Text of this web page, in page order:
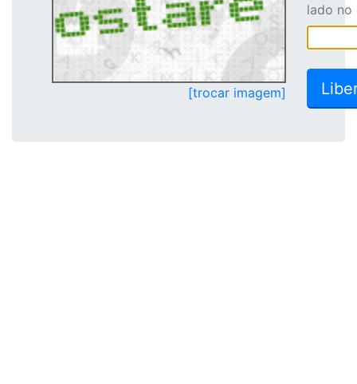
[trocar imagem]
lado no